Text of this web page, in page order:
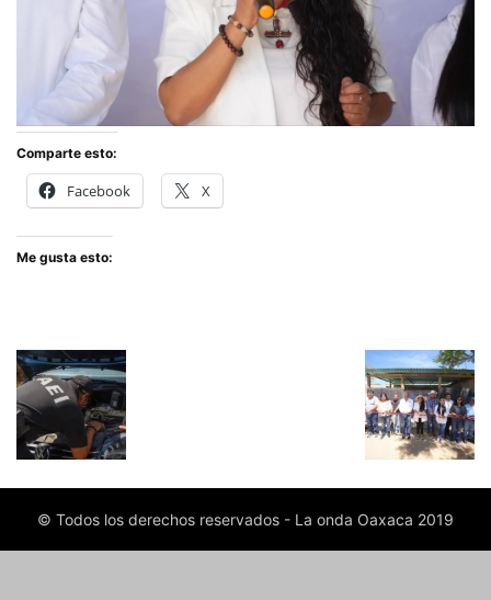
Comparte esto:
Facebook X
Me gusta esto:
© Todos los derechos reservados - La onda Oaxaca 2019